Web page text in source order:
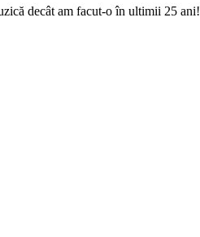
decât am facut-o în ultimii 25 ani!